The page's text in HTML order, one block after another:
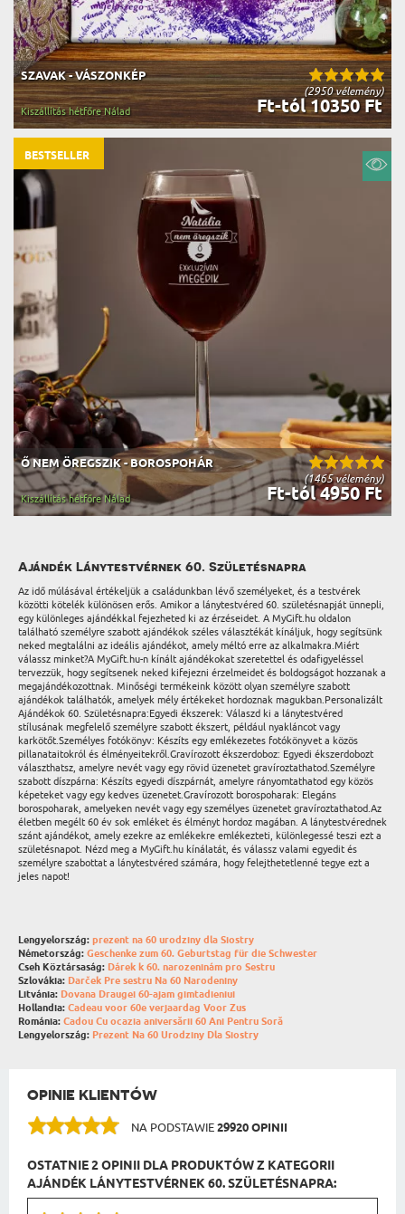
(2950 vélemény)
SZAVAK - VÁSZONKÉP
Ft-tól 10350 Ft
Kiszállítás hétfőre Nálad
(1465 vélemény)
Ő NEM ÖREGSZIK - BOROSPOHÁR
Ft-tól 4950 Ft
Kiszállítás hétfőre Nálad
BESTSELLER
Ajándék Lánytestvérnek 60. Születésnapra
Az idő múlásával értékeljük a családunkban lévő személyeket, és a testvérek
közötti kötelék különösen erős. Amikor a lánytestvéred 60. születésnapját ünnepli,
egy különleges ajándékkal fejezheted ki az érzéseidet. A MyGift.hu oldalon
található személyre szabott ajándékok széles választékát kínáljuk, hogy segítsünk
neked megtalálni az ideális ajándékot, amely méltó erre az alkalmakra.Miért
válassz minket?A MyGift.hu-n kínált ajándékokat szeretettel és odafigyeléssel
tervezzük, hogy segítsenek neked kifejezni érzelmeidet és boldogságot hozzanak a
megajándékozottnak. Minőségi termékeink között olyan személyre szabott
ajándékok találhatók, amelyek mély értékeket hordoznak magukban.Personalizált
Ajándékok 60. Születésnapra:Egyedi ékszerek: Válaszd ki a lánytestvéred
stílusának megfelelő személyre szabott ékszert, például nyakláncot vagy
karkötőt.Személyes fotókönyv: Készíts egy emlékezetes fotókönyvet a közös
pillanataitokról és élményeitekről.Gravírozott ékszerdoboz: Egyedi ékszerdobozt
választhatsz, amelyre nevét vagy egy rövid üzenetet gravíroztathatod.Személyre
szabott díszpárna: Készíts egyedi díszpárnát, amelyre rányomtathatod egy közös
képeteket vagy egy kedves üzenetet.Gravírozott borospoharak: Elegáns
borospoharak, amelyeken nevét vagy egy személyes üzenetet gravíroztathatod.Az
életben megélt 60 év sok emléket és élményt hordoz magában. A lánytestvérednek
szánt ajándékot, amely ezekre az emlékekre emlékezteti, különlegessé teszi ezt a
születésnapot. Nézd meg a MyGift.hu kínálatát, és válassz valami egyedit és
személyre szabottat a lánytestvéred számára, hogy felejthetetlenné tegye ezt a
jeles napot!
Lengyelország: prezent na 60 urodziny dla Siostry
Németország: Geschenke zum 60. Geburtstag für die Schwester
Cseh Köztársaság: Dárek k 60. narozeninám pro Sestru
Szlovákia: Darček Pre sestru Na 60 Narodeniny
Litvánia: Dovana Draugei 60-ajam gimtadieniui
Hollandia: Cadeau voor 60e verjaardag Voor Zus
Románia: Cadou Cu ocazia aniversării 60 Ani Pentru Soră
Lengyelország: Prezent Na 60 Urodziny Dla Siostry
OPINIE KLIENTÓW
NA PODSTAWIE29920 OPINII
OSTATNIE 2 OPINII DLA PRODUKTÓW Z KATEGORII
AJÁNDÉK LÁNYTESTVÉRNEK 60. SZÜLETÉSNAPRA: